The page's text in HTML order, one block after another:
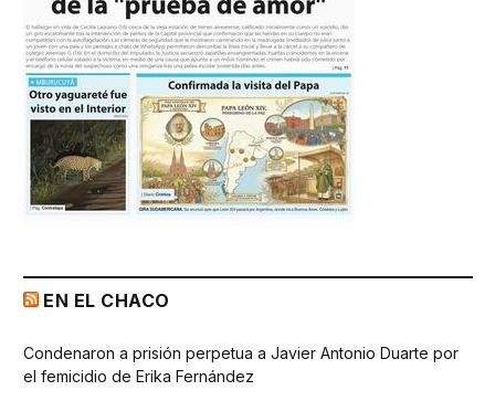
EN EL CHACO
Condenaron a prisión perpetua a Javier Antonio Duarte por
el femicidio de Erika Fernández